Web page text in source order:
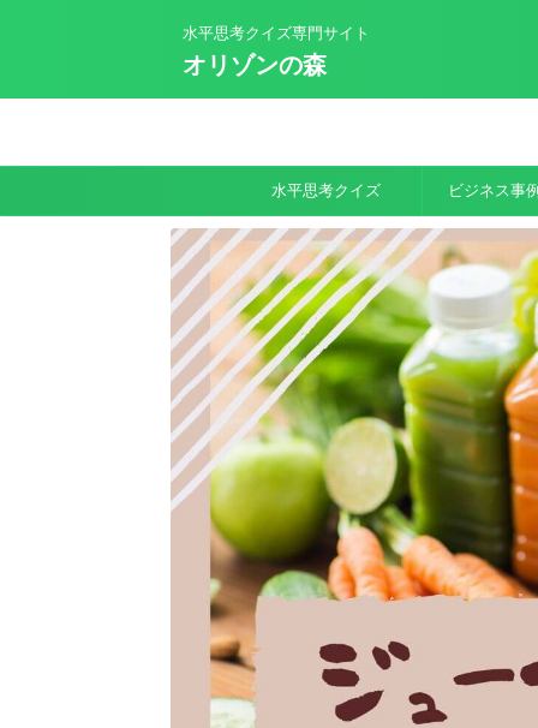
水平思考クイズ専門サイト
オリゾンの森
水平思考クイズ ビジネス事